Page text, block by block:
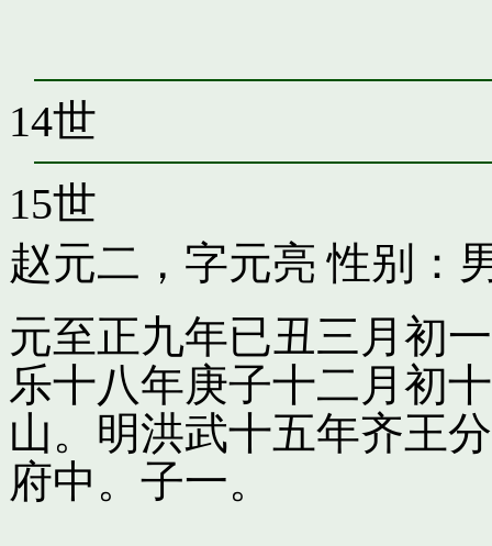
14世
15世
赵元二，字元亮 性别：
元至正九年已丑三月初
乐十八年庚子十二月初
山。明洪武十五年齐王
府中。子一。